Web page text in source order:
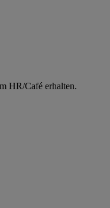
HR/Café erhalten.